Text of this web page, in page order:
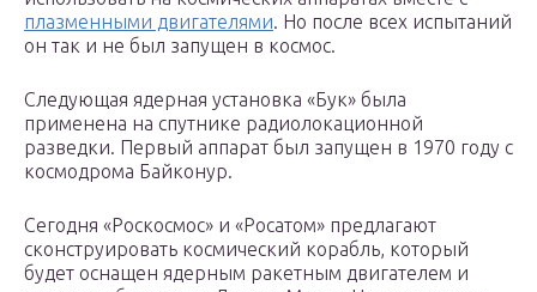
плазменными двигателями. Но после всех испытаний
он так и не был запущен в космос.
Следующая ядерная установка «Бук» была
применена на спутнике радиолокационной
разведки. Первый аппарат был запущен в 1970 году с
космодрома Байконур.
Сегодня «Роскосмос» и «Росатом» предлагают
сконструировать космический корабль, который
будет оснащен ядерным ракетным двигателем и